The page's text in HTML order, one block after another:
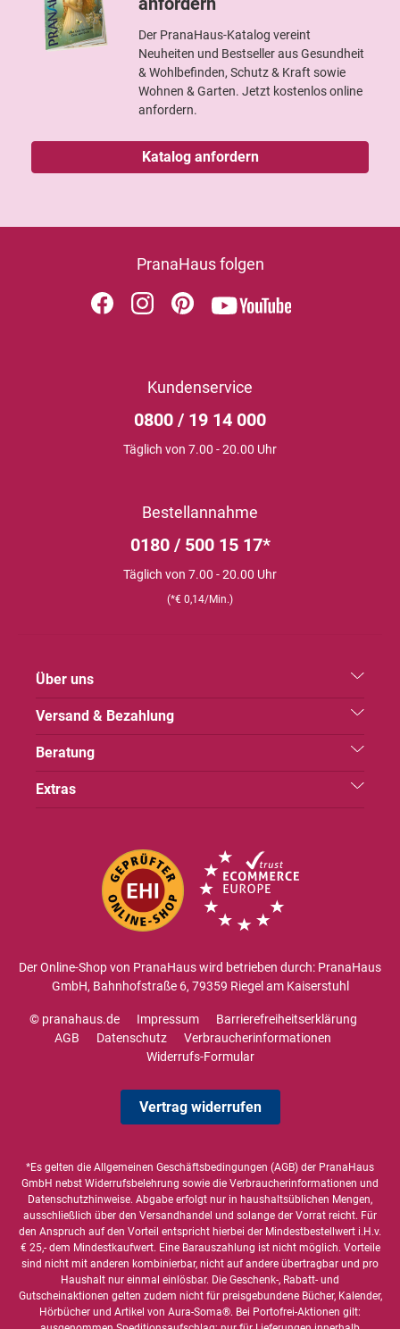
Der PranaHaus-Katalog vereint
Neuheiten und Bestseller aus Gesundheit
& Wohlbefinden, Schutz & Kraft sowie
Wohnen & Garten. Jetzt kostenlos online
anfordern.
Katalog anfordern
PranaHaus folgen
Kundenservice
0800 / 19 14 000
Täglich von 7.00 - 20.00 Uhr
Bestellannahme
0180 / 500 15 17*
Täglich von 7.00 - 20.00 Uhr
(*€ 0,14/Min.)
Über uns
Versand & Bezahlung
Beratung
Extras
Der Online-Shop von PranaHaus wird betrieben durch: PranaHaus
GmbH, Bahnhofstraße 6, 79359 Riegel am Kaiserstuhl
© pranahaus.de Impressum
Barrierefreiheitserklärung
AGB
Datenschutz
Verbraucherinformationen
Widerrufs-Formular
Vertrag widerrufen
*Es gelten die Allgemeinen Geschäftsbedingungen (AGB) der PranaHaus
GmbH nebst Widerrufsbelehrung sowie die Verbraucherinformationen und
Datenschutzhinweise. Abgabe erfolgt nur in haushaltsüblichen Mengen,
ausschließlich über den Versandhandel und solange der Vorrat reicht. Für
den Anspruch auf den Vorteil entspricht hierbei der Mindestbestellwert i.H.v.
€ 25,- dem Mindestkaufwert. Eine Barauszahlung ist nicht möglich. Vorteile
sind nicht mit anderen kombinierbar, nicht auf andere übertragbar und pro
Haushalt nur einmal einlösbar. Die Geschenk-, Rabatt- und
Gutscheinaktionen gelten zudem nicht für preisgebundene Bücher, Kalender,
Hörbücher und Artikel von Aura-Soma®. Bei Portofrei-Aktionen gilt: